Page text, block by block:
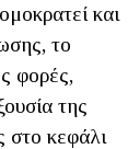
και
το
φορές,
της
στο κεφάλι